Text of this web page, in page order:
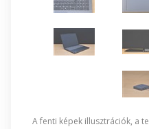
A fenti képek illusztrációk, a